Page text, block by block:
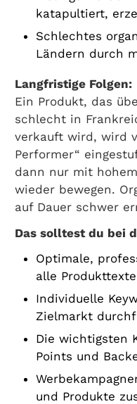
katapultiert,
Schlechtes
Ländern durch
Langfristige Folgen:
Ein Produkt, das
schlecht in
verkauft wird, wird
Performer“
dann nur mit
wieder bewegen.
auf Dauer schwer
Das solltest du bei
Optimale,
alle
Individuelle
Zielmarkt
Die wichtigsten
Points und
und Produkte